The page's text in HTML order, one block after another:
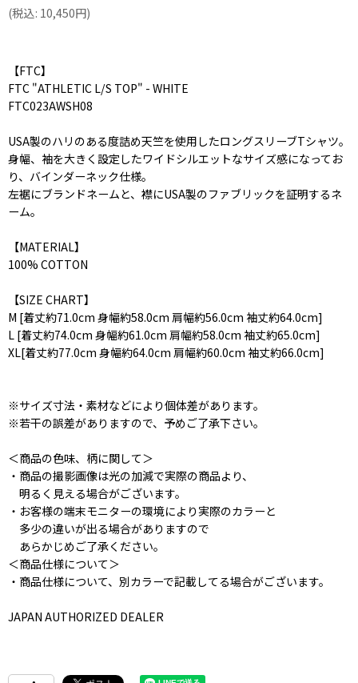
(税込: 10,450円)
【FTC】
FTC "ATHLETIC L/S TOP" - WHITE
FTC023AWSH08
USA製のハリのある度詰め天竺を使用したロングスリーブTシャツ。
身幅、袖を大きく設定したワイドシルエットなサイズ感になってお
り、バインダーネック仕様。
左裾にブランドネームと、襟にUSA製のファブリックを証明するネ
ーム。
【MATERIAL】
100% COTTON
【SIZE CHART】
M [着丈約71.0cm 身幅約58.0cm 肩幅約56.0cm 袖丈約64.0cm]
L [着丈約74.0cm 身幅約61.0cm 肩幅約58.0cm 袖丈約65.0cm]
XL[着丈約77.0cm 身幅約64.0cm 肩幅約60.0cm 袖丈約66.0cm]
※サイズ寸法・素材などにより個体差があります。
※若干の誤差がありますので、予めご了承下さい。
＜商品の色味、柄に関して＞
・商品の撮影画像は光の加減で実際の商品より、
明るく見える場合がございます。
・お客様の端末モニターの環境により実際のカラーと
多少の違いが出る場合がありますので
あらかじめご了承ください。
＜商品仕様について＞
・商品仕様について、別カラーで記載してる場合がございます。
JAPAN AUTHORIZED DEALER